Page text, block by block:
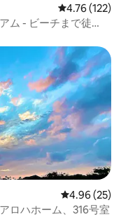
レビュー122
4.76 (122)
ム - ビーチまで徒
レビュー25
4.96 (25)
ロハホーム、316号室